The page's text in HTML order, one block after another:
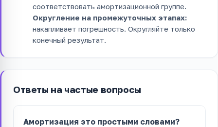
соответствовать амортизационной группе.
Округление на промежуточных этапах:
накапливает погрешность. Округляйте только
конечный результат.
Ответы на частые вопросы
Амортизация это простыми словами?